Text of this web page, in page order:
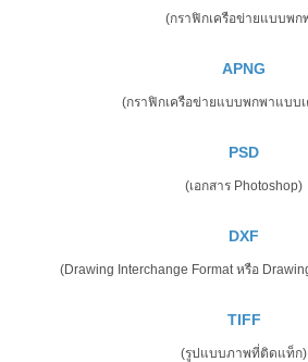
(กราฟิกเครือข่ายแบบพก
APNG
(กราฟิกเครือข่ายแบบพกพาแบบ
PSD
(เอกสาร Photoshop)
DXF
(Drawing Interchange Format หรือ
TIFF
(รูปแบบภาพที่ติดแท็ก)